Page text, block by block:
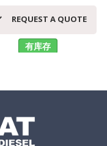
REQUEST A QUOTE
有库存